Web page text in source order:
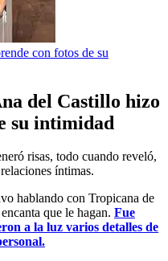
con fotos de su
del Castillo hizo
su intimidad
risas, todo cuando reveló,
íntimas.
hablando con Tropicana de
que le hagan. Fue
a la luz varios detalles de